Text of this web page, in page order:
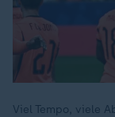
Viel Tempo, viele